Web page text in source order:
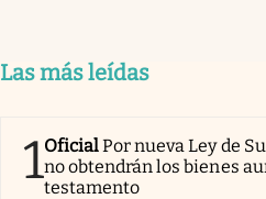
Las más leídas
1OficialPor nueva Ley de
no obtendrán los bienes
testamento